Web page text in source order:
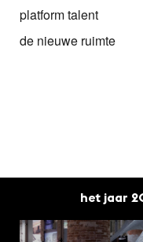
platform talent
de nieuwe ruimte
het jaar